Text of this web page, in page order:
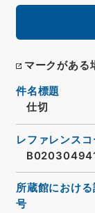
マークがある
件名標題
仕切
レファレンスコ
所蔵館における
号